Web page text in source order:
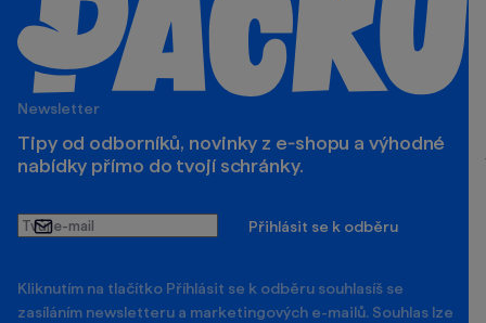
Newsletter
Tipy od odborníků, novinky z e‑shopu a výhodné
nabídky přímo do tvojí schránky.
Tvůj
e-
Přihlásit se k odběru
Kliknutím na tlačítko Příhlásit se k odběru souhlasíš se
zasíláním newsletteru a marketingových e-mailů. Souhlas lze